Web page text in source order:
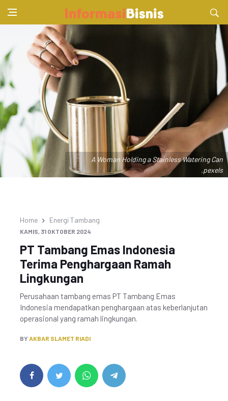
A Woman Holding a Stainless Watering Can
.pexels
Home Energi Tambang
KAMIS, 31 OKTOBER 2024
PT Tambang Emas Indonesia
Terima Penghargaan Ramah
Lingkungan
Perusahaan tambang emas PT Tambang Emas
Indonesia mendapatkan penghargaan atas keberlanjutan
operasional yang ramah lingkungan.
BY AKBAR SLAMET RIADI